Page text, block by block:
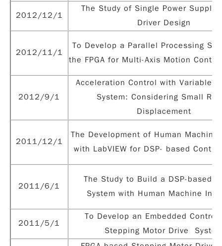
2012/12/1
The Study of Single Power
Driver Design
2012/11/1
To Develop a Parallel Processing
the FPGA for Multi-Axis Motion
2012/9/1
Acceleration Control with Variable
System: Considering Small
Displacement
2011/12/1
The Development of Human Machine
with LabVIEW for DSP- based
2011/6/1
The Study to Build a DSP-based
System with Human Machine
2011/5/1
To Develop an Embedded
Stepping Motor Drive